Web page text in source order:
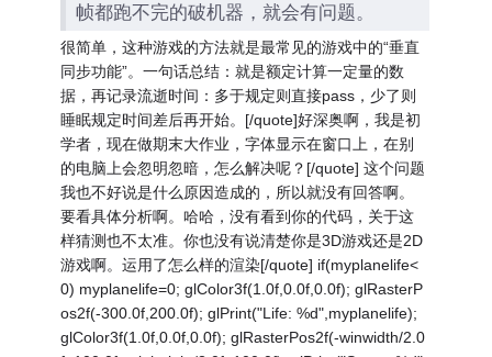
帧都跑不完的破机器，就会有问题。
很简单，这种游戏的方法就是最常见的游戏中的“垂直
同步功能”。一句话总结：就是额定计算一定量的数
据，再记录流逝时间：多于规定则直接pass，少了则
睡眠规定时间差后再开始。[/quote]好深奥啊，我是初
学者，现在做期末大作业，字体显示在窗口上，在别
的电脑上会忽明忽暗，怎么解决呢？[/quote] 这个问题
我也不好说是什么原因造成的，所以就没有回答啊。
要看具体分析啊。哈哈，没有看到你的代码，关于这
样猜测也不太准。你也没有说清楚你是3D游戏还是2D
游戏啊。运用了怎么样的渲染[/quote] if(myplanelife<
0) myplanelife=0; glColor3f(1.0f,0.0f,0.0f); glRasterP
os2f(-300.0f,200.0f); glPrint("Life: %d",myplanelife);
glColor3f(1.0f,0.0f,0.0f); glRasterPos2f(-winwidth/2.0